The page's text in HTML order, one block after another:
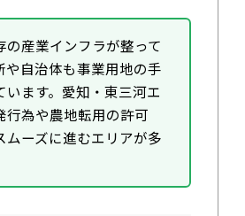
の産業インフラが整って
や自治体も事業用地の手
います。愛知・東三河エ
行為や農地転用の許可
ムーズに進むエリアが多